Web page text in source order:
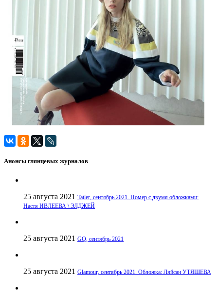
Анонсы глянцевых журналов
25 августа 2021 Tatler, сентябрь 2021. Номер с двумя обложками:
Настя ИВЛЕЕВА \ ЭЛДЖЕЙ
25 августа 2021 GQ, сентябрь 2021
25 августа 2021 Glamour, сентябрь 2021. Обложка: Ляйсан УТЯШЕВА